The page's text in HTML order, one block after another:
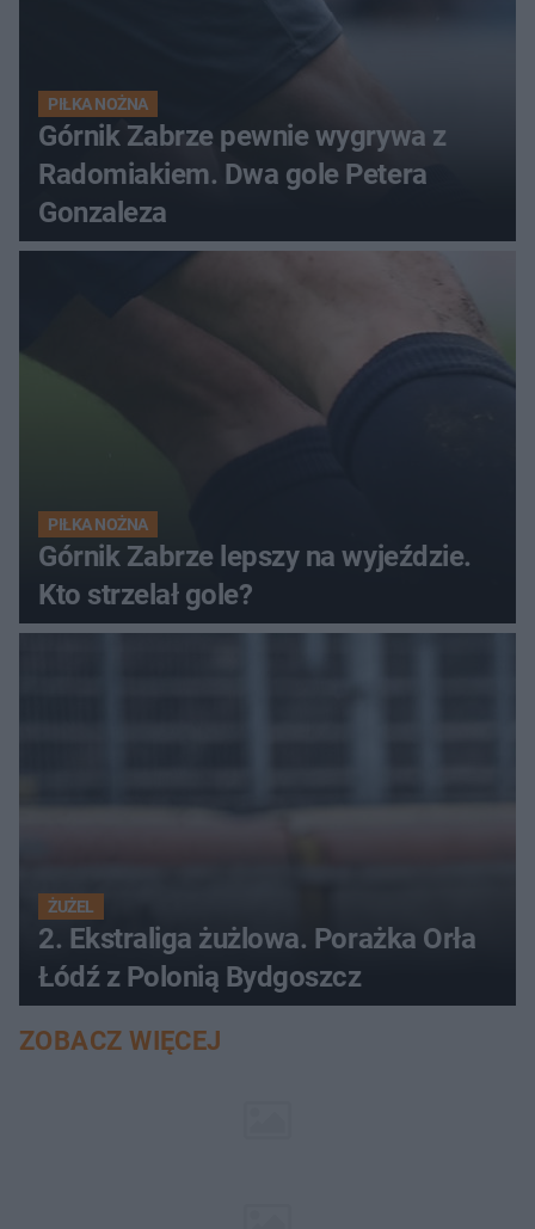
PIŁKA NOŻNA
Górnik Zabrze pewnie wygrywa z
Radomiakiem. Dwa gole Petera
Gonzaleza
PIŁKA NOŻNA
Górnik Zabrze lepszy na wyjeździe.
Kto strzelał gole?
ŻUŻEL
2. Ekstraliga żużlowa. Porażka Orła
Łódź z Polonią Bydgoszcz
ZOBACZ WIĘCEJ